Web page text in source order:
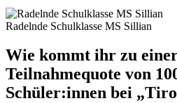
Radelnde Schulklasse MS Sillian
Wie kommt ihr zu
Teilnahmequote von
Schüler:innen bei